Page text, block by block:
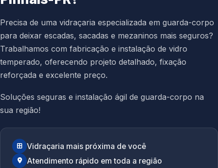
Precisa de uma vidraçaria especializada em guarda-corpo
para deixar escadas, sacadas e mezaninos mais seguros?
Trabalhamos com fabricação e instalação de vidro
temperado, oferecendo projeto detalhado, fixação
reforçada e excelente preço.
Soluções seguras e instalação ágil de guarda-corpo na
sua região!
Vidraçaria mais próxima de você
Atendimento rápido em toda a região